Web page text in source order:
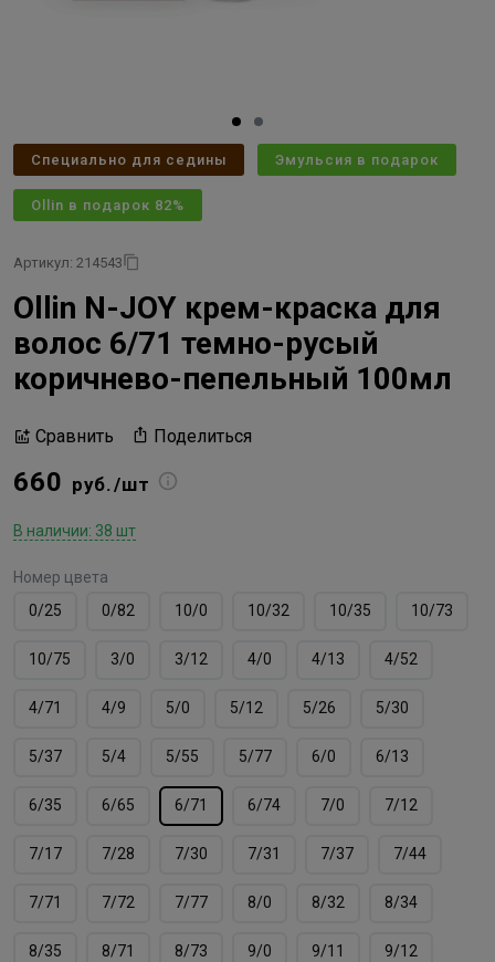
Специально для седины Эмульсия в подарок
Ollin в подарок 82%
Артикул: 214543
Ollin N-JOY крем-краска для
волос 6/71 темно-русый
коричнево-пепельный 100мл
Сравнить Поделиться
660 руб./шт
В наличии: 38 шт
Номер цвета
0/25
0/82 10/0 10/32 10/35 10/73
10/75 3/0 3/12 4/0 4/13 4/52
4/71 4/9 5/0 5/12 5/26 5/30
5/37 5/4 5/55 5/77 6/0 6/13
6/35 6/65 6/71 6/74 7/0 7/12
7/17 7/28 7/30 7/31 7/37 7/44
7/71 7/72 7/77 8/0 8/32 8/34
8/35 8/71 8/73 9/0 9/11 9/12